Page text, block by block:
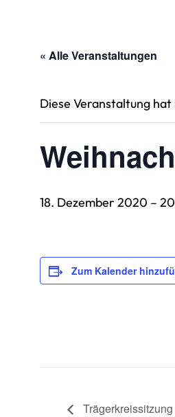
« Alle Veranstaltungen
Diese Veranstaltung
18. Dezember 2020 –
Zum Kalender
Trägerkreissitzung